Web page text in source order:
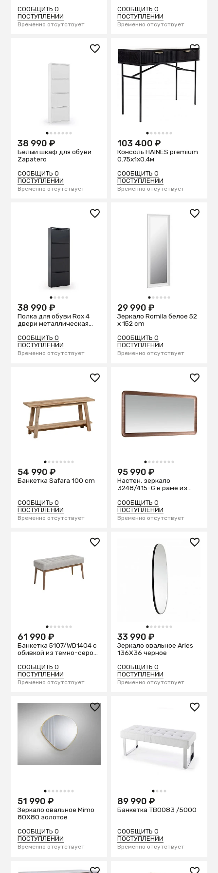
СООБЩИТЬ О
ПОСТУПЛЕНИИ
Временно отсутствует
СООБЩИТЬ О
ПОСТУПЛЕНИИ
Временно отсутствует
1 2 3 4 5 6 7
38 990 ₽
Белый шкаф для обуви
Zapatero
СООБЩИТЬ О
ПОСТУПЛЕНИИ
Временно отсутствует
1 2 3 4 5 6 7
103 400 ₽
Консоль HAINES premium
0.75x1x0.4м
СООБЩИТЬ О
ПОСТУПЛЕНИИ
Временно отсутствует
1 2 3 4 5
38 990 ₽
Полка для обуви Rox 4
двери металлическая
СООБЩИТЬ О
ПОСТУПЛЕНИИ
Временно отсутствует
1 2 3 4 5 6
29 990 ₽
Зеркало Romila белое 52
x 152 cm
СООБЩИТЬ О
ПОСТУПЛЕНИИ
Временно отсутствует
1 2 3 4 5 6 7 8
54 990 ₽
Банкетка Safara 100 cm
СООБЩИТЬ О
ПОСТУПЛЕНИИ
Временно отсутствует
1 2 3 4 5 6 7 8
95 990 ₽
Настен. зеркало
3248/415-G в раме из
СООБЩИТЬ О
ПОСТУПЛЕНИИ
Временно отсутствует
1 2 3 4 5 6 7
61 990 ₽
Банкетка 5107/WD1404 с
обивкой из темно-серой
СООБЩИТЬ О
ПОСТУПЛЕНИИ
Временно отсутствует
1 2 3 4 5 6 7
33 990 ₽
Зеркало овальное Aries
136X36 черное
СООБЩИТЬ О
ПОСТУПЛЕНИИ
Временно отсутствует
1 2 3 4 5 6 7 8
51 990 ₽
Зеркало овальное Mimo
80X80 золотое
СООБЩИТЬ О
ПОСТУПЛЕНИИ
Временно отсутствует
1 2 3 4
89 990 ₽
Банкетка TB0083 /5000
СООБЩИТЬ О
ПОСТУПЛЕНИИ
Временно отсутствует